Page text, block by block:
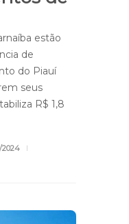
estão
de
do Piauí
seus
R$ 1,8
2024